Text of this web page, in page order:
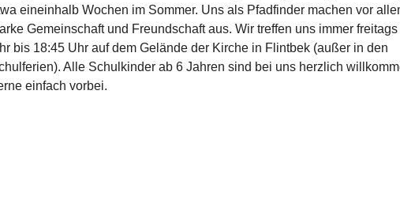
eineinhalb Wochen im Sommer. Uns als Pfadfinder machen vor
Gemeinschaft und Freundschaft aus. Wir treffen uns immer
bis 18:45 Uhr auf dem Gelände der Kirche in Flintbek (außer in den
Alle Schulkinder ab 6 Jahren sind bei uns herzlich
einfach vorbei.